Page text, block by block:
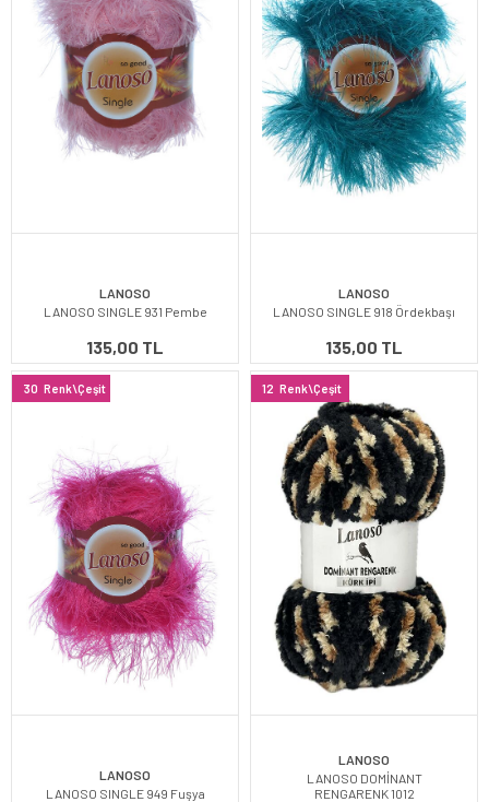
LANOSO
LANOSO SINGLE 931 Pembe
135,00 TL
LANOSO
LANOSO SINGLE 918 Ördekbaşı
135,00 TL
30 Renk\Çeşit
LANOSO
LANOSO SINGLE 949 Fuşya
12 Renk\Çeşit
LANOSO
LANOSO DOMİNANT
RENGARENK 1012